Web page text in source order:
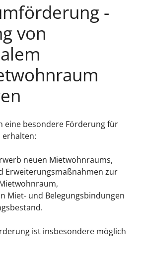
-
von
eine besondere Förderung für
erhalten:
neuen Mietwohnraums,
Erweiterungsmaßnahmen zur
Miet- und Belegungsbindungen
ist insbesondere möglich